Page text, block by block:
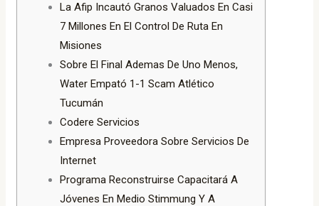
La Afip Incautó Granos Valuados En Casi
7 Millones En El Control De Ruta En
Misiones
Sobre El Final Ademas De Uno Menos,
Water Empató 1-1 Scam Atlético
Tucumán
Codere Servicios
Empresa Proveedora Sobre Servicios De
Internet
Programa Reconstruirse Capacitará A
Jóvenes En Medio Stimmung Y A